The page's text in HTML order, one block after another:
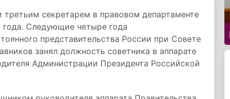
секретарем в правовом департаменте
Следующие четыре года
представительства России при Совете
занял должность советника в аппарате
Администрации Президента Российской